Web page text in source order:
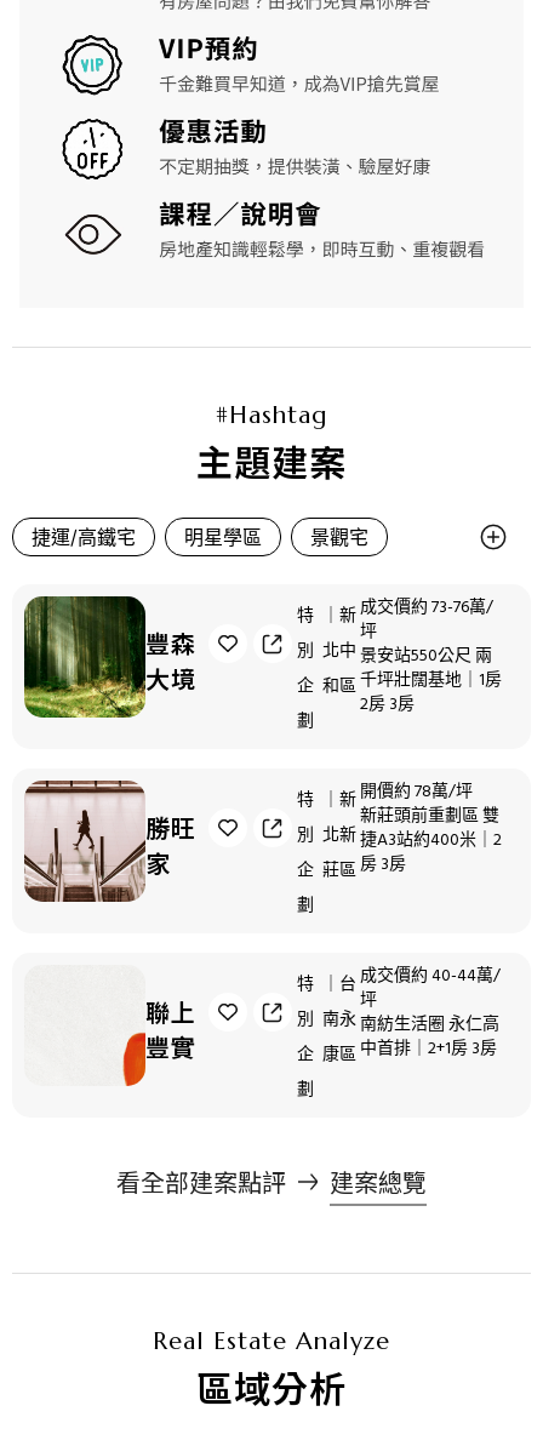
#Hashtag
主題建案
捷運/高鐵宅 明星學區 景觀宅
重劃區 品牌建商 置產專區
小資首選 低首付優惠 總銷百億
即將交屋
豐森
大境
特
別
企
劃
｜新
北中
和區
成交價約 73-76萬/
坪
景安站550公尺 兩
千坪壯闊基地｜1房
2房 3房
勝旺
家
特
別
企
劃
｜新
北新
莊區
開價約 78萬/坪
新莊頭前重劃區 雙
捷A3站約400米｜2
房 3房
聯上
豐實
特
別
企
劃
｜台
南永
康區
成交價約 40-44萬/
坪
南紡生活圈 永仁高
中首排 ｜2+1房 3房
看全部建案點評 建案總覽
Real Estate Analyze
區域分析